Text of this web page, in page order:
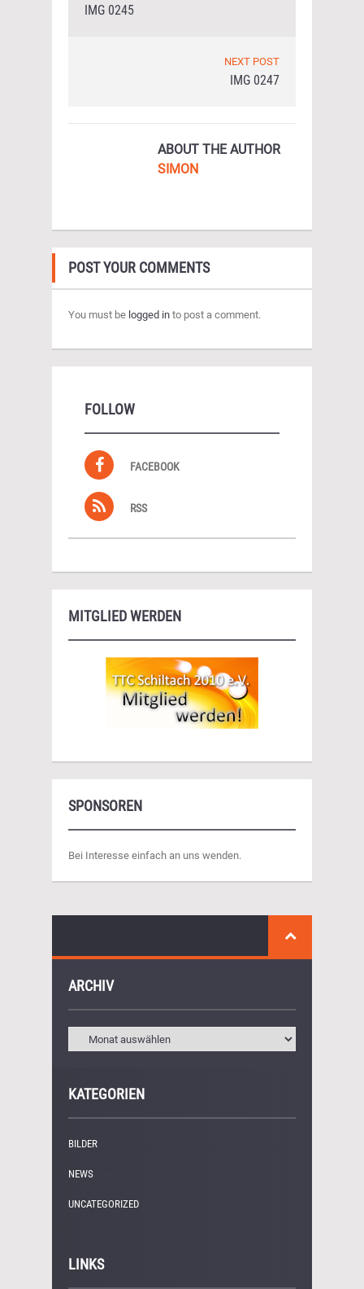
IMG 0245
NEXT POST
IMG 0247
ABOUT THE AUTHOR
SIMON
POST YOUR COMMENTS
You must be logged in to post a comment.
FOLLOW
FACEBOOK
RSS
MITGLIED WERDEN
SPONSOREN
Bei Interesse einfach an uns wenden.
ARCHIV
KATEGORIEN
BILDER
NEWS
UNCATEGORIZED
LINKS